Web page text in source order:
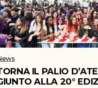
IL PALIO
ALLA 20°